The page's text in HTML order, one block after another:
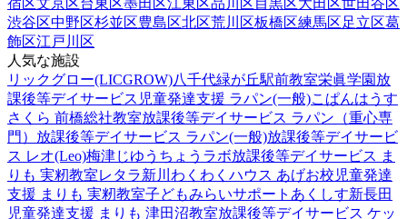
宿区文京区台東区墨田区江東区品川区 目黒区大田区世田谷区
渋谷区中野区杉並区豊島区北区荒川区板橋区練馬区足立区葛
飾区江戸川区
人気な施設
リックグロー(LICGROW)八千代緑が丘駅前教室栄眞学園放
課後等デイサービス 児童発達支援 ラパン(一般)こぱんはうす
さくら 前橋総社教室放課後等デイサービス ラパン（重心専
門） 放課後等デイサービス ラパン(一般)放課後等デイサービ
ス レオ(Leo)梅津じゆうちょうラボ放課後等デイサービス ま
りも 実籾教室レタラ新川 わくわくハウス あげお校 児童発達
支援 まりも 実籾教室子どもみらいサポートあくしす新長田
児童発達支援 まりも 津田沼教室放課後等デイサービス ケッ